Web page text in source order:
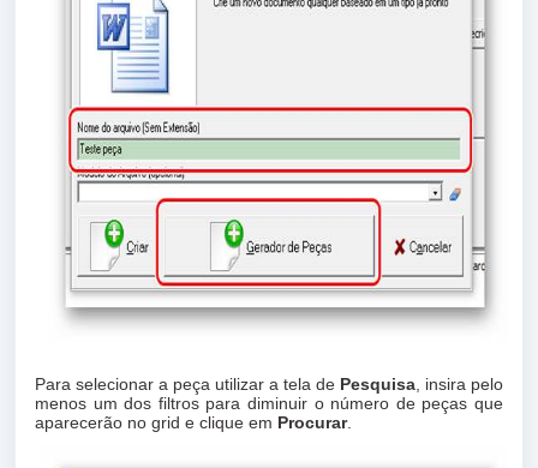
Para selecionar a peça utilizar a tela de Pesquisa, insira pelo
menos um dos filtros para diminuir o número de peças que
aparecerão no grid e clique em Procurar.